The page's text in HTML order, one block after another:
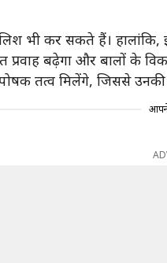
भी कर सकते हैं।
बढ़ेगा और बालों के
तत्व मिलेंगे, जिससे उनकी